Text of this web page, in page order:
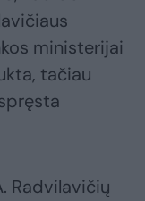
ministerijai
tačiau
Radvilavičių